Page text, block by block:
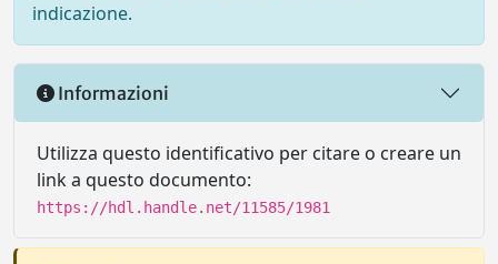
indicazione.
Informazioni
Utilizza questo identificativo per citare o creare un
link a questo documento:
https://hdl.handle.net/11585/1981